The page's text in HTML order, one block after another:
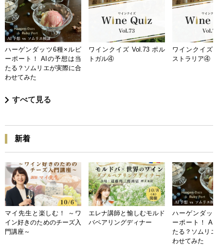
ハーゲンダッツ6種×ルビ
ーポート！ AIの予想は当
たる？ソムリエが実際に合
わせてみた
ワインクイズ Vol.73 ポル
トガル④
ワインクイズ
ストラリア④
すべて見る
新着
マイ先生と楽しむ！ ～ワ
イン好きのためのチーズ入
門講座～
エレナ講師と愉しむモルド
バペアリングディナー
ハーゲンダッ
ーポート！ AI
たる？ソムリ
わせてみた